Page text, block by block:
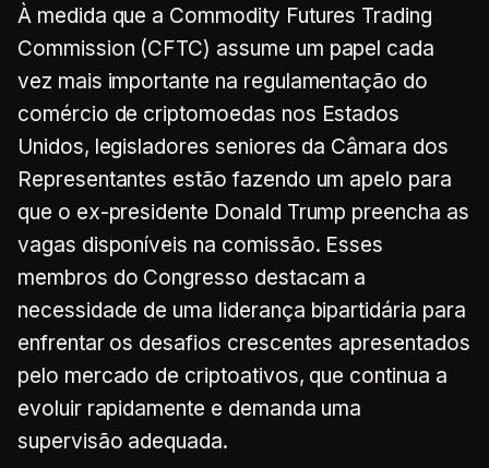
À medida que a Commodity Futures Trading
Commission (CFTC) assume um papel cada
vez mais importante na regulamentação do
comércio de criptomoedas nos Estados
Unidos, legisladores seniores da Câmara dos
Representantes estão fazendo um apelo para
que o ex-presidente Donald Trump preencha as
vagas disponíveis na comissão. Esses
membros do Congresso destacam a
necessidade de uma liderança bipartidária para
enfrentar os desafios crescentes apresentados
pelo mercado de criptoativos, que continua a
evoluir rapidamente e demanda uma
supervisão adequada.